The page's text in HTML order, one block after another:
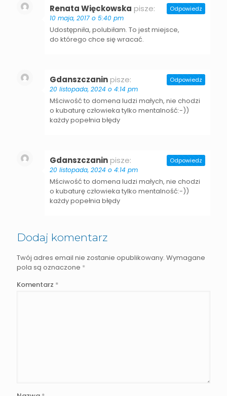
Renata Więckowska pisze:
10 maja, 2017 o 5:40 pm
Udostępniła, polubiłam. To jest miejsce,
do którego chce się wracać.
Odpowiedz
Gdanszczaninpisze:
20 listopada, 2024 o 4:14 pm
Mściwość to domena ludzi małych, nie chodzi
o kubaturę człowieka tylko mentalność:-))
każdy popełnia błędy
Odpowiedz
Gdanszczaninpisze:
20 listopada, 2024 o 4:14 pm
Mściwość to domena ludzi małych, nie chodzi
o kubaturę człowieka tylko mentalność:-))
każdy popełnia błędy
Odpowiedz
Dodaj komentarz
Twój adres email nie zostanie opublikowany. Wymagane
pola są oznaczone *
Komentarz *